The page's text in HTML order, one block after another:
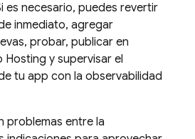
es necesario, puedes revertir
inmediato, agregar
probar, publicar en
Hosting y supervisar el
tu app con la observabilidad
problemas entre la